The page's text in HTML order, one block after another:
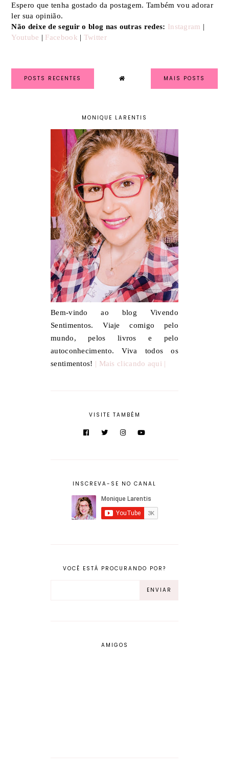
Espero que tenha gostado da postagem. Também vou adorar
ler sua opinião.
Não deixe de seguir o blog nas outras redes: Instagram |
Youtube | Facebook | Twitter
POSTS RECENTES MAIS POSTS
MONIQUE LARENTIS
Bem-vindo ao blog Vivendo
Sentimentos. Viaje comigo pelo
mundo, pelos livros e pelo
autoconhecimento. Viva todos os
sentimentos! | Mais clicando aqui |
VISITE TAMBÉM
INSCREVA-SE NO CANAL
VOCÊ ESTÁ PROCURANDO POR?
AMIGOS